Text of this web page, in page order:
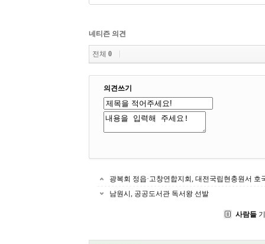
네티즌 의견
전체 0
의견쓰기
광복회 정읍·고창연합지회, 대전국립현충원서 호
남원시, 공공도서관 독서왕 선발
사람들